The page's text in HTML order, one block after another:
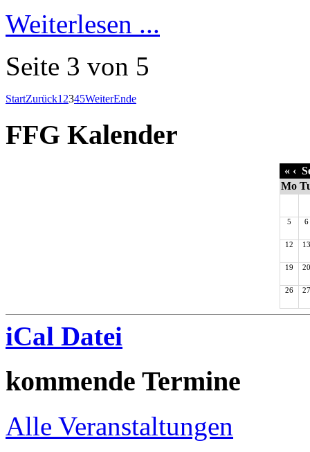
Weiterlesen ...
Seite 3 von 5
StartZurück1 2345WeiterEnde
FFG Kalender
« ‹
Mo
5 6
12 13
19 20
26 27
iCal Datei
kommende Termine
Alle Veranstaltungen